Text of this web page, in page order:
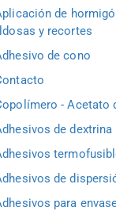
de
y recortes
de cono
- Acetato
de dextrina
de
para